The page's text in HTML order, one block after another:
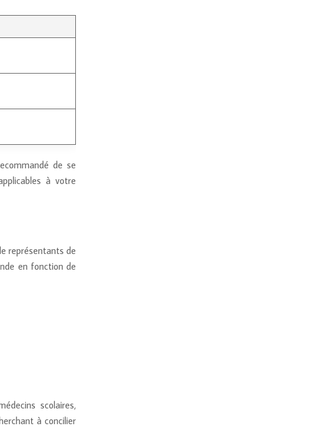
de se
à votre
représentants de
en fonction de
scolaires,
à concilier